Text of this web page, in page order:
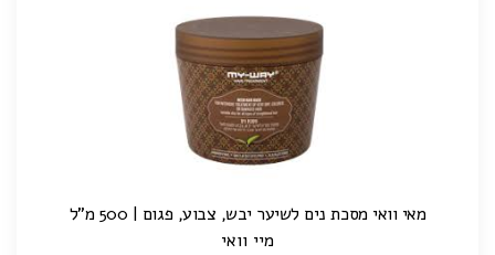
מאי וואי מסכת נים לשיער יבש, צבוע, פגום | 500 מ"ל
מיי וואי